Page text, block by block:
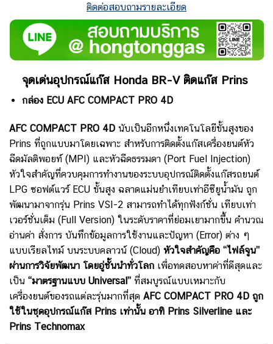
ติดต่อสอบถามรายละเอียด
จุดเด่นอุปกรณ์แก๊ส Honda BR-V ติดแก๊ส Prins
กล่อง ECU AFC COMPACT PRO 4D
AFC COMPACT PRO 4D นับเป็นอีกหนึ่งเทคโนโลยีขั้นสูงของ
Prins ที่ถูกแบบมาโดยเฉพาะ สำหรับการติดตั้งแก๊สเครื่องยนต์หัว
ฉีดมัลติพอยท์ (MPI) และหัวฉีดธรรมดา (Port Fuel Injection)
หัวใจสำคัญที่ควบคุมการทำงานของระบบอุปกรณ์ติดตั้งแก๊สรถยนต์
LPG ซอฟต์แวร์ ECU ขั้นสูง ฉลาดแม่นยำเทียบเท่าอีซียูน้ำมัน ถูก
พัฒนามาจากรุ่น Prins VSI-2 สามารถทำได้ทุกฟังก์ชั่น เทียบเท่า
เวอร์ชั่นเต็ม (Full Version) ในระดับราคาที่ย่อมเยามากขึ้น คำนวณ
อ่านค่า สั่งการ บันทึกข้อมูลการใช้งานและปัญหา (Error) ต่าง ๆ
แบบเรียลไทม์ บนระบบคลาวน์ (Cloud) หัวใจสำคัญคือ “ไฟล์จูน”
ผ่านการวิจัยพัฒนา โดยอู่ชั้นนำทั่วโลก เพื่อทดสอบหาค่าที่ดีสุดและ
เป็น “มาตรฐานแบบ Universal” ที่สมบูรณ์แบบเหมาะกับ
เครื่องยนต์ของรถแต่ละรุ่นมากที่สุด AFC COMPACT PRO 4D ถูก
ใช้ในชุดอุปกรณ์แก๊ส Prins เท่านั้น อาทิ Prins Silverline และ
Prins Technomax